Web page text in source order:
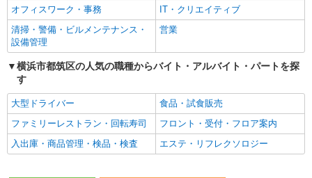
扶養内勤務OK
交通費支給
社会保険あり
産休・育休取得実績あり
退職金・財形貯蓄制度あり
研修制度あり
同じ職種から求人を探す
教育・保育
保育士・保育補助
同じ特徴から求人を探す
オフィスワーク・事務
IT・クリエイティブ
清掃・警備・ビルメンテナンス・
設備管理
営業
横浜市都筑区の人気の職種からバイト・アルバイト・パートを探
す
大型ドライバー
食品・試食販売
ファミリーレストラン・回転寿司
フロント・受付・フロア案内
入出庫・商品管理・検品・検査
エステ・リフレクソロジー